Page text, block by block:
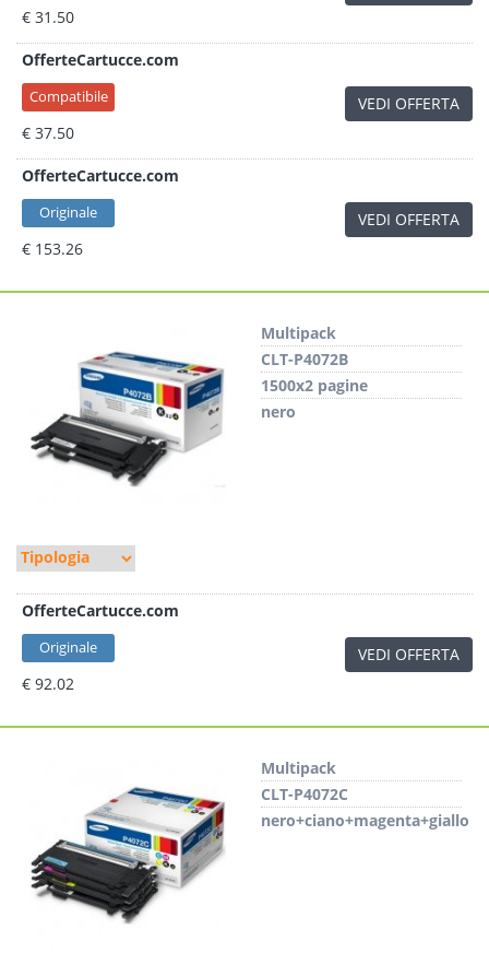
€ 31.50
OfferteCartucce.com
Compatibile
€ 37.50
VEDI OFFERTA
OfferteCartucce.com
Originale
€ 153.26
VEDI OFFERTA
Multipack
CLT-P4072B
1500x2 pagine
nero
OfferteCartucce.com
Originale
€ 92.02
VEDI OFFERTA
Multipack
CLT-P4072C
nero+ciano+magenta+giallo